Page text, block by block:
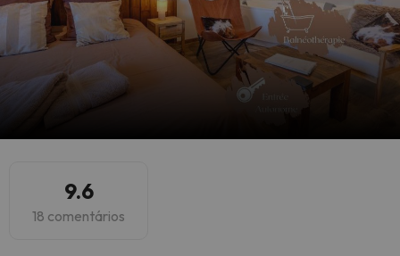
9.6
18 comentários